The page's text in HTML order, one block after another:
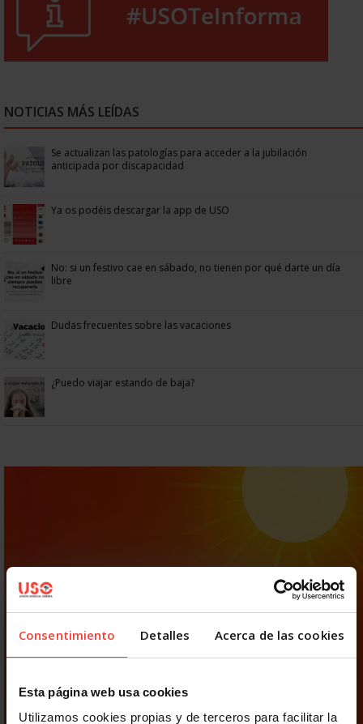
Consentimiento Detalles Acerca de las cookies
Esta página web usa cookies
Utilizamos cookies propias y de terceros para facilitar la
NOTICIAS MÁS LEÍDAS
Se actualizan las patologías para acceder a la jubilación
anticipada por discapacidad
Ya os podéis descargar la app de USO
No: si un festivo cae en sábado, no tienen por qué darte un día
libre
Dudas frecuentes sobre las vacaciones
¿Puedo viajar estando de baja?